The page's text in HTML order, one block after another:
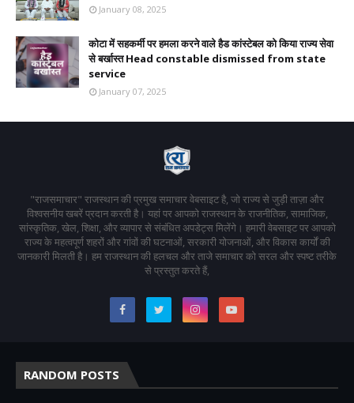
January 08, 2025
कोटा में सहकर्मी पर हमला करने वाले हैड कांस्टेबल को किया राज्य सेवा
से बर्खास्त Head constable dismissed from state
service
January 07, 2025
"राजसमाचार" राजस्थान की प्रमुख समाचार वेबसाइट है, जो राज्य से जुड़ी ताज़ा और
विश्वसनीय खबरें प्रदान करती है। यहां पर आपको राजस्थान के राजनीतिक, सामाजिक,
सांस्कृतिक, खेल, शिक्षा, और व्यापार से संबंधित अपडेट्स मिलेंगे। हमारी वेबसाइट पर आपको
राज्य के महत्वपूर्ण शहरों और गांवों की घटनाओं, सरकारी योजनाओं, और विकास कार्यों की
जानकारी मिलती है। हम राजस्थान की हलचल और ताजे समाचार को सरल और स्पष्ट तरीके
से प्रस्तुत करते हैं,
RANDOM POSTS